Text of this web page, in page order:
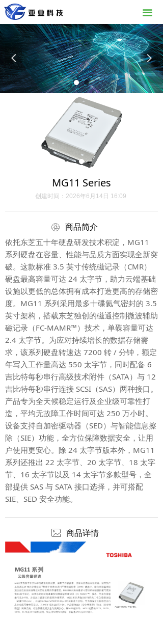
끀
넳 넲
MG11 Series
商品简介
创建时间： 2026年6月14日 16:09
依托东芝五十年硬盘研发技术积淀，MG11
系列硬盘在容量、性能与品质方面实现全新突
破。这款标准 3.5 英寸传统磁记录（CMR）
硬盘最高容量可达 24 太字节，助力云端基础
设施以更低的总体拥有成本打造更高的存储密
度。MG11 系列采用最多十碟氦气密封的 3.5
英寸架构，搭载东芝独创的磁通控制微波辅助
磁记录（FC-MAMR™）技术，单碟容量可达
2.4 太字节。为应对持续增长的数据存储需
求，该系列硬盘转速达 7200 转 / 分钟，额定
年写入工作量高达 550 太字节，同时配备 6
吉比特每秒串行高级技术附件（SATA）与 12
吉比特每秒串行连接 SCSI（SAS）两种接口。
产品专为全天候稳定运行及企业级可靠性打
造，平均无故障工作时间可达 250 万小时。
设备支持自加密驱动器（SED）与智能信息擦
除（SIE）功能，全方位保障数据安全，让用
户使用更安心。除 24 太字节版本外，MG11
系列还推出 22 太字节、20 太字节、18 太字
节、16 太字节以及 14 太字节多款型号，全
部提供 SAS 与 SATA 接口选择，并可搭配
SIE、SED 安全功能。
商品详情
ꁵ
ꂈ